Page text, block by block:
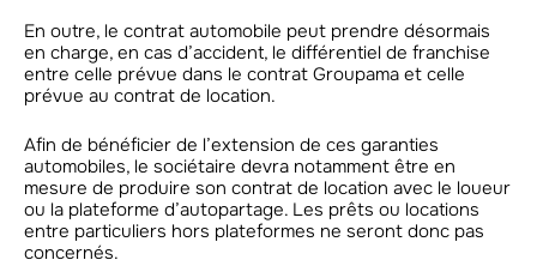
En outre, le contrat automobile peut prendre désormais
en charge, en cas d’accident, le différentiel de franchise
entre celle prévue dans le contrat Groupama et celle
prévue au contrat de location.
Afin de bénéficier de l’extension de ces garanties
automobiles, le sociétaire devra notamment être en
mesure de produire son contrat de location avec le loueur
ou la plateforme d’autopartage. Les prêts ou locations
entre particuliers hors plateformes ne seront donc pas
concernés.